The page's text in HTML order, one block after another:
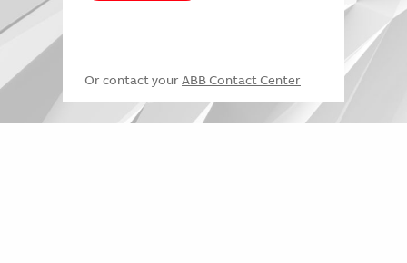
Or contact your ABB Contact Center